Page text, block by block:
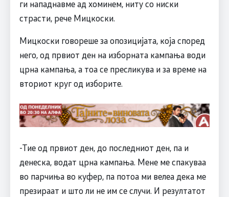
ги нападнавме ад хоминем, ниту со ниски
страсти, рече Мицкоски.
Мицкоски говореше за опозицијата, која според
него, од првиот ден на изборната кампања води
црна кампања, а тоа се пресликува и за време на
вториот круг од изборите.
-Тие од првиот ден, до последниот ден, па и
денеска, водат црна кампања. Мене ме спакуваа
во парчиња во куфер, па потоа ми велеа дека ме
презираат и што ли не им се случи. И резултатот